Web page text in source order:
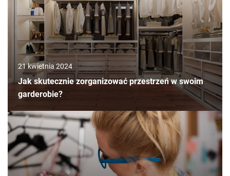
21 kwietnia 2024
Jak skutecznie zorganizować przestrzeń w swoim
garderobie?